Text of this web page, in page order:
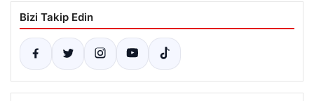
Bizi Takip Edin